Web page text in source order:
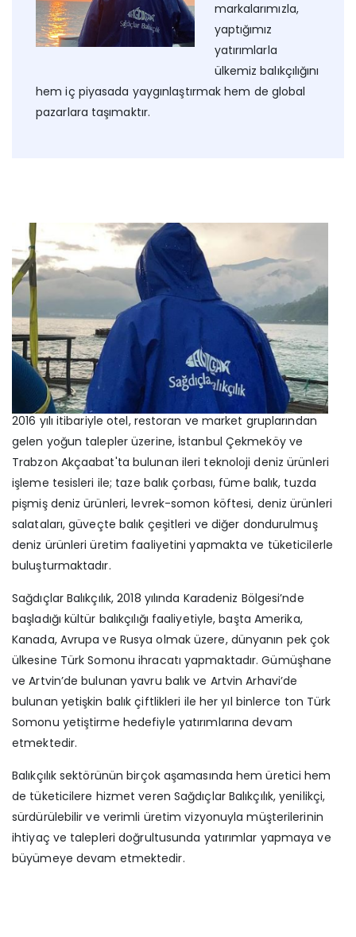
markalarımızla,
yaptığımız
yatırımlarla
ülkemiz balıkçılığını
hem iç piyasada yaygınlaştırmak hem de global
pazarlara taşımaktır.
2016 yılı itibariyle otel, restoran ve market gruplarından
gelen yoğun talepler üzerine, İstanbul Çekmeköy ve
Trabzon Akçaabat'ta bulunan ileri teknoloji deniz ürünleri
işleme tesisleri ile; taze balık çorbası, füme balık, tuzda
pişmiş deniz ürünleri, levrek-somon köftesi, deniz ürünleri
salataları, güveçte balık çeşitleri ve diğer dondurulmuş
deniz ürünleri üretim faaliyetini yapmakta ve tüketicilerle
buluşturmaktadır.
Sağdıçlar Balıkçılık, 2018 yılında Karadeniz Bölgesi’nde
başladığı kültür balıkçılığı faaliyetiyle, başta Amerika,
Kanada, Avrupa ve Rusya olmak üzere, dünyanın pek çok
ülkesine Türk Somonu ihracatı yapmaktadır. Gümüşhane
ve Artvin’de bulunan yavru balık ve Artvin Arhavi’de
bulunan yetişkin balık çiftlikleri ile her yıl binlerce ton Türk
Somonu yetiştirme hedefiyle yatırımlarına devam
etmektedir.
Balıkçılık sektörünün birçok aşamasında hem üretici hem
de tüketicilere hizmet veren Sağdıçlar Balıkçılık, yenilikçi,
sürdürülebilir ve verimli üretim vizyonuyla müşterilerinin
ihtiyaç ve talepleri doğrultusunda yatırımlar yapmaya ve
büyümeye devam etmektedir.